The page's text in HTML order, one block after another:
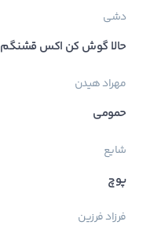
دشی
حالا گوش کن اکس قشنگم
مهراد هیدن
حمومی
شایع
پوچ
فرزاد فرزین